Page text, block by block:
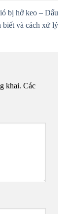
bị hở keo – Dấu
biết và cách xử lý
khai. Các